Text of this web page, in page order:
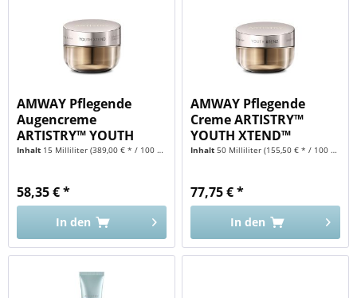
AMWAY Pflegende
Augencreme
ARTISTRY™ YOUTH
XTEND™
Inhalt 15 Milliliter(389,00 € * / 100 Milliliter)
58,35 € *
In den
AMWAY Pflegende
Creme ARTISTRY™
YOUTH XTEND™
Inhalt50 Milliliter(155,50 € * / 100 Milliliter)
77,75 € *
In den